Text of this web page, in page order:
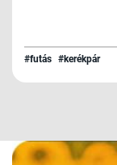
#futás #kerékpár